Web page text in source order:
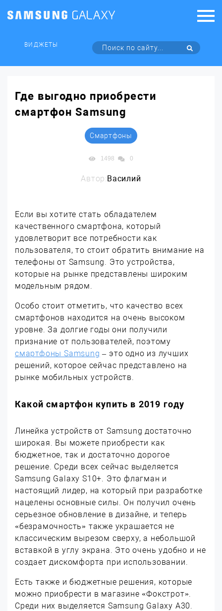
ВИДЖЕТЫ
Где выгодно приобрести
смартфон Samsung
Смартфоны
1498 0
Автор:Василий
Если вы хотите стать обладателем
качественного смартфона, который
удовлетворит все потребности как
пользователя, то стоит обратить внимание на
телефоны от Samsung. Это устройства,
которые на рынке представлены широким
модельным рядом.
Особо стоит отметить, что качество всех
смартфонов находится на очень высоком
уровне. За долгие годы они получили
признание от пользователей, поэтому
смартфоны Samsung – это одно из лучших
решений, которое сейчас представлено на
рынке мобильных устройств.
Какой смартфон купить в 2019 году
Линейка устройств от Samsung достаточно
широкая. Вы можете приобрести как
бюджетное, так и достаточно дорогое
решение. Среди всех сейчас выделяется
Samsung Galaxy S10+. Это флагман и
настоящий лидер, на который при разработке
нацелены основные силы. Он получил очень
серьезное обновление в дизайне, и теперь
«безрамочность» также украшается не
классическим вырезом сверху, а небольшой
вставкой в углу экрана. Это очень удобно и не
создает дискомфорта при использовании.
Есть также и бюджетные решения, которые
можно приобрести в магазине «Фокстрот».
Среди них выделяется Samsung Galaxy A30.